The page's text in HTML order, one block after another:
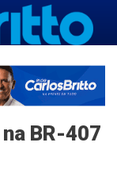
BR-407